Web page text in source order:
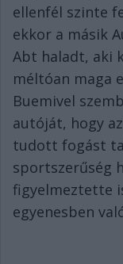
ellenfél szinte
ekkor a másik
Abt haladt, aki
méltóan maga
Buemivel
autóját, hogy
tudott fogást
sportszerűség
figyelmeztette
egyenesben